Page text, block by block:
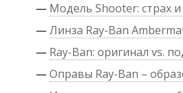
— Модель Shooter: страх
—Линза Ray-Ban
— Ray-Ban: оригинал vs.
—Оправы Ray-Ban –